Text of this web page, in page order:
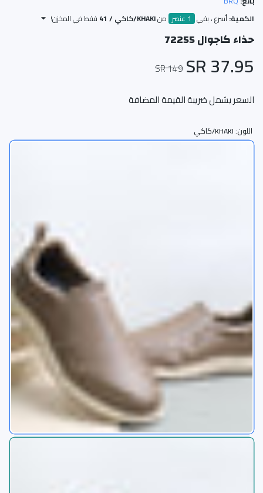
الكمية:أسرع ، بقي 1 عنصر منKHAKI/كاكي / 41 فقط في المخزن!
حذاء كاجوال 72255
37.95 SR
149 SR
السعر يشمل ضريبة القيمة المضافة
اللون:KHAKI/كاكي